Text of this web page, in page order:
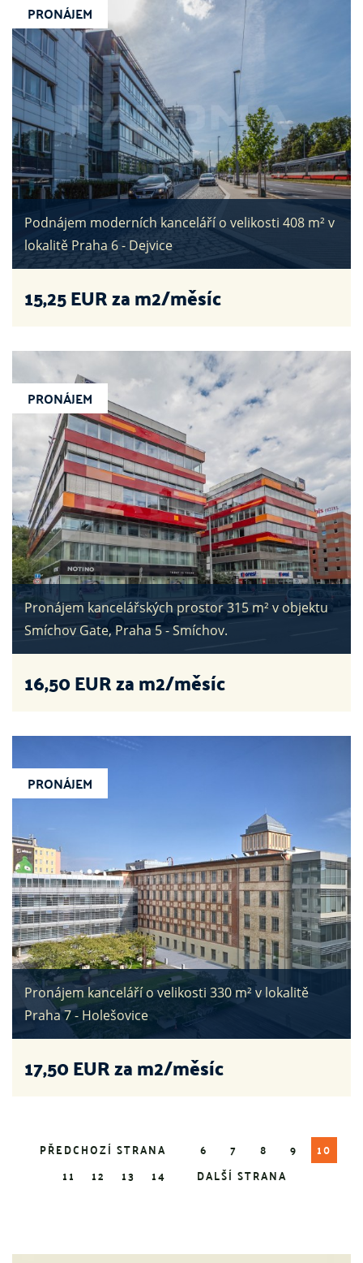
Podnájem moderních kanceláří o velikosti 408 m² v
lokalitě Praha 6 - Dejvice
PRONÁJEM
15,25EUR za m2/měsíc
Pronájem kancelářských prostor 315 m² v objektu
Smíchov Gate, Praha 5 - Smíchov.
PRONÁJEM
16,50EUR za m2/měsíc
Pronájem kanceláří o velikosti 330 m² v lokalitě
Praha 7 - Holešovice
PRONÁJEM
17,50EUR za m2/měsíc
PŘEDCHOZÍ STRANA 6 7 8 9
10
11
12 13 14 DALŠÍ STRANA